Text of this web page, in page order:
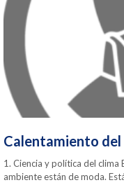
Calentamiento
1. Ciencia y política del
ambiente están de moda.